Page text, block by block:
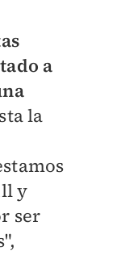
a
la
y
ser